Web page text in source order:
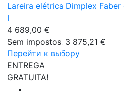
Lareira elétrica Dimplex
I
4 689,00 €
Sem impostos: 3 875,21 €
Перейти к выбору
ENTREGA
GRATUITA!